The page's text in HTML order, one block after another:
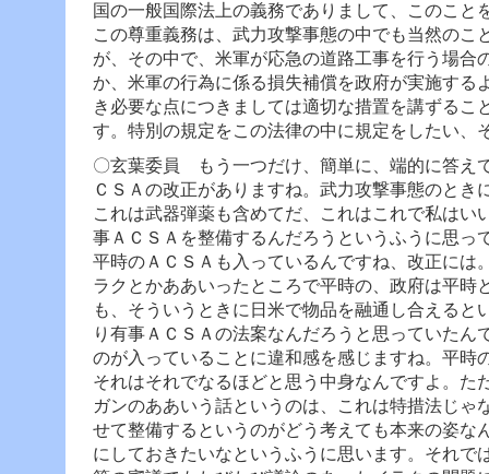
国の一般国際法上の義務でありまして、このこと
この尊重義務は、武力攻撃事態の中でも当然のこ
が、その中で、米軍が応急の道路工事を行う場合
か、米軍の行為に係る損失補償を政府が実施する
き必要な点につきましては適切な措置を講ずるこ
す。特別の規定をこの法律の中に規定をしたい、
〇玄葉委員 もう一つだけ、簡単に、端的に答え
ＣＳＡの改正がありますね。武力攻撃事態のとき
これは武器弾薬も含めてだ、これはこれで私はい
事ＡＣＳＡを整備するんだろうというふうに思っ
平時のＡＣＳＡも入っているんですね、改正には
ラクとかああいったところで平時の、政府は平時
も、そういうときに日米で物品を融通し合えると
り有事ＡＣＳＡの法案なんだろうと思っていたん
のが入っていることに違和感を感じますね。 平時
それはそれでなるほどと思う中身なんですよ。た
ガンのああいう話というのは、これは特措法じゃ
せて整備するというのがどう考えても本来の姿な
にしておきたいなというふうに思います。 それで